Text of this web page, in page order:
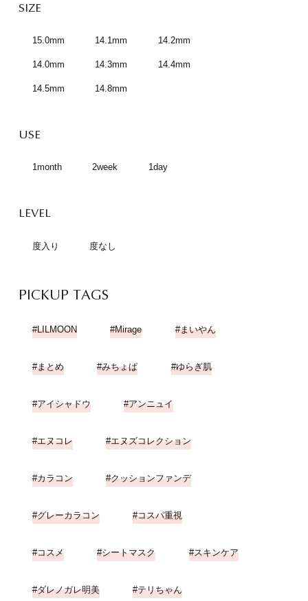
SIZE
15.0mm 14.1mm 14.2mm
14.0mm 14.3mm 14.4mm
14.5mm 14.8mm
USE
1month 2week 1day
LEVEL
度入り 度なし
PICKUP TAGS
LILMOON Mirage まいやん
まとめ みちょぱ ゆらぎ肌
アイシャドウ アンニュイ
エヌコレ エヌズコレクション
カラコン クッションファンデ
グレーカラコン コスパ重視
コスメ シートマスク スキンケア
ダレノガレ明美 テリちゃん